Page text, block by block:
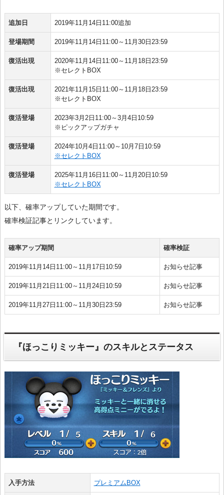
追加日 2019年11月14日11:00追加
登場期間 2019年11月14日11:00～11月30日23:59
復活出現
2020年11月14日11:00～11月18日23:59
※セレクトBOX
復活出現
2021年11月15日11:00～11月18日23:59
※セレクトBOX
復活登場
2023年3月2日11:00～3月4日10:59
※ピックアップガチャ
復活登場
2024年10月4日11:00～10月7日10:59
※セレクトBOX
復活登場
2025年11月16日11:00～11月20日10:59
※セレクトBOX
以下、確率アップしていた期間です。
確率検証記事とリンクしています。
確率アップ期間 確率検証
2019年11月14日11:00～11月17日10:59 お知らせ記事
2019年11月21日11:00～11月24日10:59 お知らせ記事
2019年11月27日11:00～11月30日23:59 お知らせ記事
『ほっこりミッキー』のスキルとステータス
入手方法 プレミアムBOX